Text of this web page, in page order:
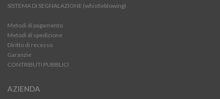
SISTEMA DI SEGNALAZIONE (whistleblowing)
Metodi di pagamento
Metodi di spedizione
Diritto di recesso
Garanzie
CONTRIBUTI PUBBLICI
AZIENDA